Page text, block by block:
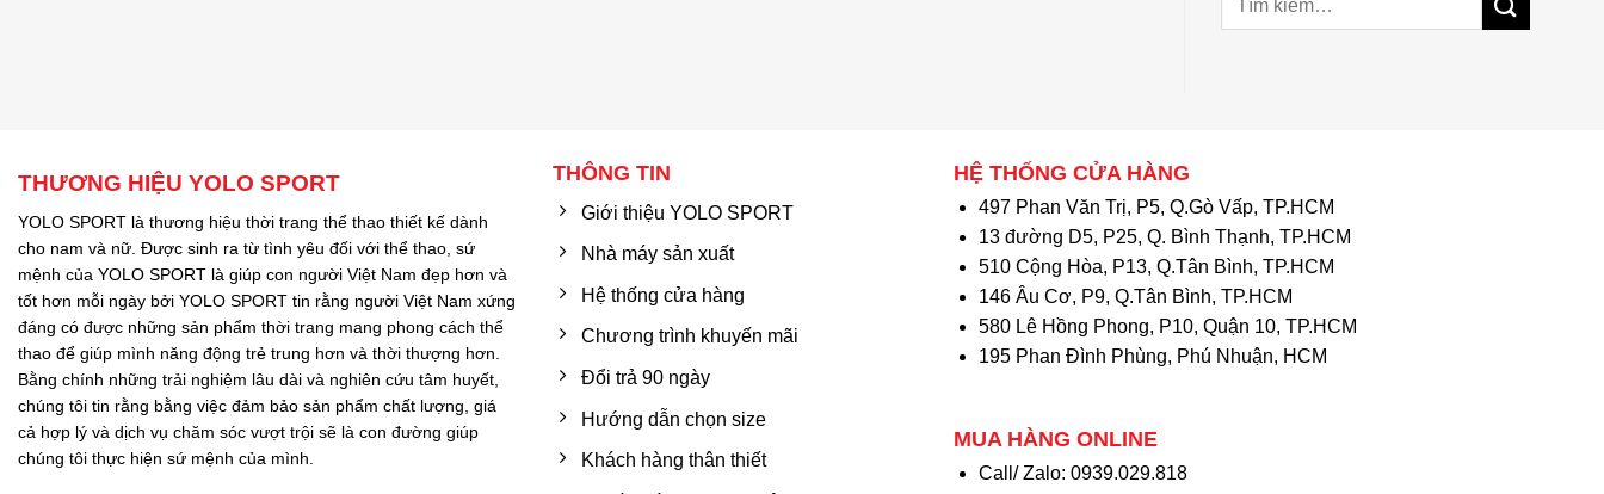
THƯƠNG HIỆU YOLO SPORT
YOLO SPORT là thương hiệu thời trang thể thao thiết kế dành
cho nam và nữ. Được sinh ra từ tình yêu đối với thể thao, sứ
mệnh của YOLO SPORT là giúp con người Việt Nam đẹp hơn và
tốt hơn mỗi ngày bởi YOLO SPORT tin rằng người Việt Nam xứng
đáng có được những sản phẩm thời trang mang phong cách thể
thao để giúp mình năng động trẻ trung hơn và thời thượng hơn.
Bằng chính những trải nghiệm lâu dài và nghiên cứu tâm huyết,
chúng tôi tin rằng bằng việc đảm bảo sản phẩm chất lượng, giá
cả hợp lý và dịch vụ chăm sóc vượt trội sẽ là con đường giúp
chúng tôi thực hiện sứ mệnh của mình.
THÔNG TIN
Giới thiệu YOLO SPORT
Nhà máy sản xuất
Hệ thống cửa hàng
Chương trình khuyến mãi
Đổi trả 90 ngày
Hướng dẫn chọn size
Khách hàng thân thiết
HỆ THỐNG CỬA HÀNG
497 Phan Văn Trị, P5, Q.Gò Vấp, TP.HCM
13 đường D5, P25, Q. Bình Thạnh, TP.HCM
510 Cộng Hòa, P13, Q.Tân Bình, TP.HCM
146 Âu Cơ, P9, Q.Tân Bình, TP.HCM
580 Lê Hồng Phong, P10, Quận 10, TP.HCM
195 Phan Đình Phùng, Phú Nhuận, HCM
MUA HÀNG ONLINE
Call/ Zalo: 0939.029.818